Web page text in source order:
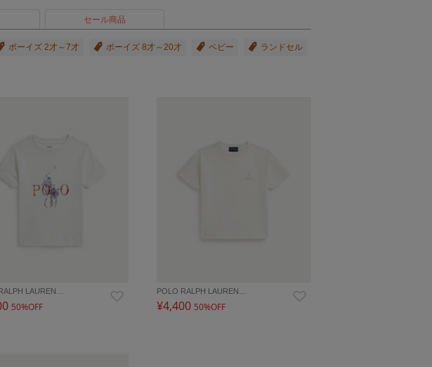
セール商品
ボーイズ 2才～7才 ボーイズ 8才～20才 ベビー ランドセル
LAUREN…
50%OFF
POLO RALPH LAUREN…
¥4,400 50%OFF